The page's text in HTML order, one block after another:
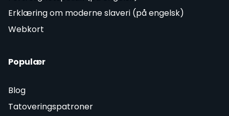
Erklæring om moderne slaveri (på engelsk)
Webkort
Populær
Blog
Tatoveringspatroner